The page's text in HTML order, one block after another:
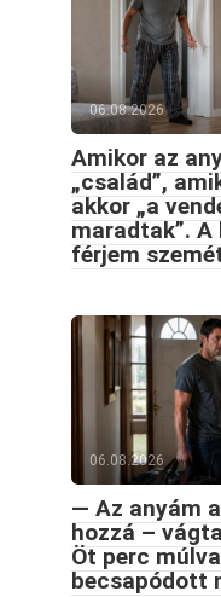
06.08.2026
Amikor az
„család”,
akkor „a
maradtak”.
férjem
06.08.2026
— Az anyám
hozzá –
Öt perc
becsapódott